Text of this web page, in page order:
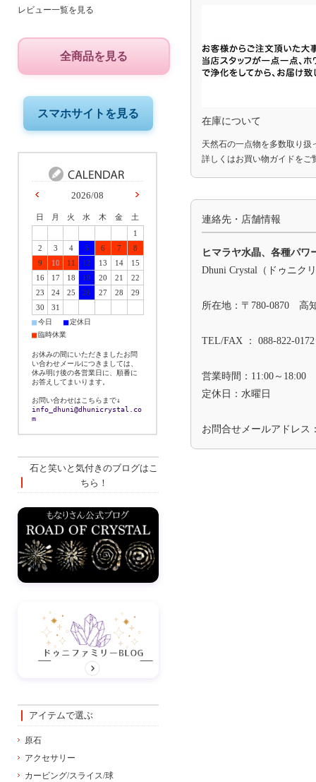
在庫について
天然石の一点物を多数取り扱
詳しくはお買い物ガイドをご
連絡先・店舗情報
ヒマラヤ水晶、各種パ
Dhuni Crystal（ドゥニク
所在地：〒780-0870 高
TEL/FAX ： 088-822-0172
営業時間：11:00～18:00
定休日：水曜日
お問合せメールアドレス
レビュー一覧を見る
全商品を見る
スマホサイトを見る
2026/08
日 月 火 水 木 金
土
1
2
3 4 5 6 7
8
9
10 11 12 13 14
15
16
17 18 19 20 21
22
23
24 25 26 27 28
29
30
31
■今日 ■定休日
■臨時休業
お休みの間にいただきましたお問
い合わせメールにつきましては、
休み明け後の各営業日に、順番に
お答えしてまいります。
お問い合わせはこちらまで↓
info_dhuni@dhunicrystal.co
m
石と笑いと気付きのブログはこ
ちら！
アイテムで選ぶ
原石
アクセサリー
カービング/スライス/球